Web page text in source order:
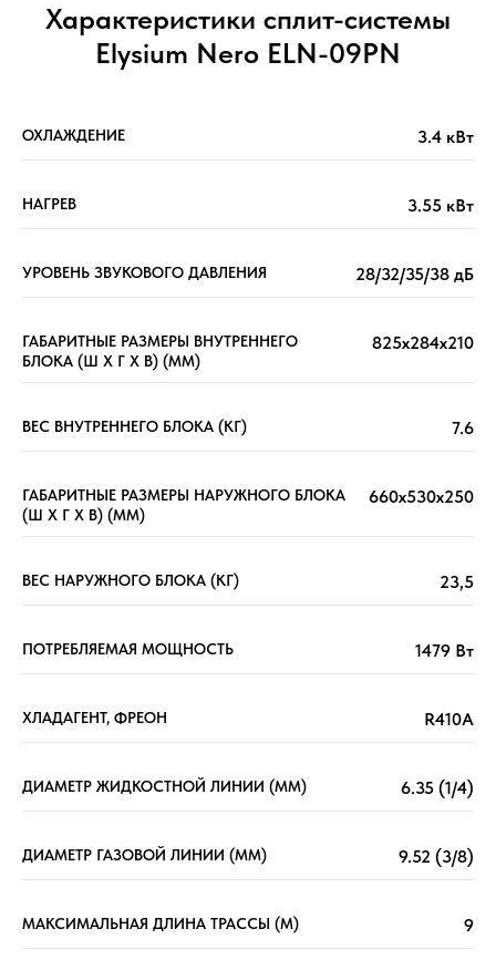
Характеристики сплит-системы
Elysium Nero ELN-09PN
ОХЛАЖДЕНИЕ 3.4 кВт
НАГРЕВ 3.55 кВт
УРОВЕНЬ ЗВУКОВОГО ДАВЛЕНИЯ 28/32/35/38 дБ
ГАБАРИТНЫЕ РАЗМЕРЫ ВНУТРЕННЕГО
БЛОКА (Ш X Г X В) (ММ)
825x284x210
ВЕС ВНУТРЕННЕГО БЛОКА (КГ) 7.6
ГАБАРИТНЫЕ РАЗМЕРЫ НАРУЖНОГО БЛОКА
(Ш X Г X В) (ММ)
660x530x250
ВЕС НАРУЖНОГО БЛОКА (КГ) 23,5
ПОТРЕБЛЯЕМАЯ МОЩНОСТЬ 1479 Вт
ХЛАДАГЕНТ, ФРЕОН R410A
ДИАМЕТР ЖИДКОСТНОЙ ЛИНИИ (ММ) 6.35 (1/4)
ДИАМЕТР ГАЗОВОЙ ЛИНИИ (ММ) 9.52 (3/8)
МАКСИМАЛЬНАЯ ДЛИНА ТРАССЫ (М) 9